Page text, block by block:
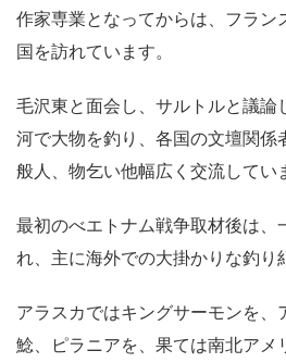
作家専業となってからは、フラ
国を訪れています。
毛沢東と面会し、サルトルと議論
河で大物を釣り、各国の文壇関係
般人、物乞い他幅広く交流してい
最初のべエトナム戦争取材後は、
れ、主に海外での大掛かりな釣り
アラスカではキングサーモンを、
鯰、ピラニアを、果ては南北アメ